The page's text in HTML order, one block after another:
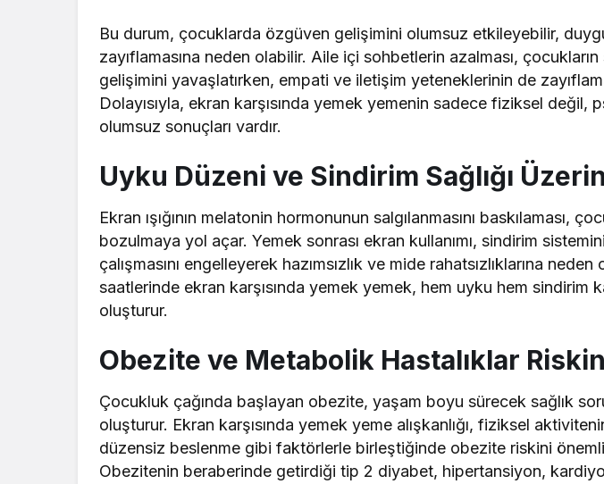
Bu durum, çocuklarda özgüven gelişimini olumsuz etkileyebilir,
zayıflamasına neden olabilir. Aile içi sohbetlerin azalması,
gelişimini yavaşlatırken, empati ve iletişim yeteneklerinin de
Dolayısıyla, ekran karşısında yemek yemenin sadece fiziksel değil,
olumsuz sonuçları vardır.
Uyku Düzeni ve Sindirim Sağlığı
Ekran ışığının melatonin hormonunun salgılanmasını baskılaması,
bozulmaya yol açar. Yemek sonrası ekran kullanımı, sindirim
çalışmasını engelleyerek hazımsızlık ve mide rahatsızlıklarına
saatlerinde ekran karşısında yemek yemek, hem uyku hem sindirim
oluşturur.
Obezite ve Metabolik Hastalıklar
Çocukluk çağında başlayan obezite, yaşam boyu sürecek sağlık
oluşturur. Ekran karşısında yemek yeme alışkanlığı, fiziksel
düzensiz beslenme gibi faktörlerle birleştiğinde obezite riskini önemli
Obezitenin beraberinde getirdiği tip 2 diyabet, hipertansiyon,